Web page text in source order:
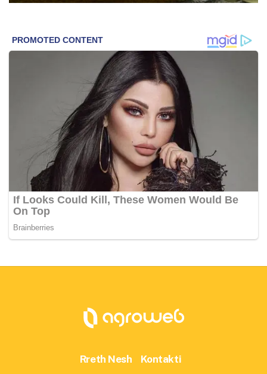
Rreth Nesh Kontakti